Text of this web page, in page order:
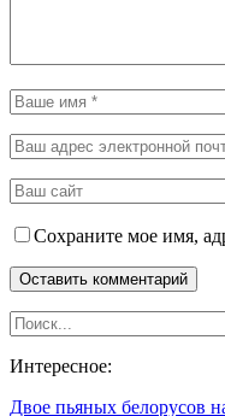
Сохраните мое имя,
Интересное:
Двое пьяных белорусов